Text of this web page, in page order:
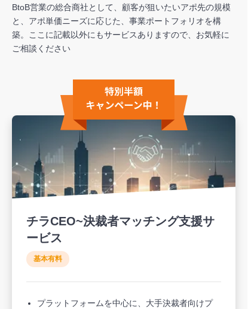
BtoB営業の総合商社として、顧客が狙いたいアポ先の規模
と、アポ単価ニーズに応じた、事業ポートフォリオを構
築。ここに記載以外にもサービスありますので、お気軽に
ご相談ください
チラCEO~決裁者マッチング支援サ
ービス
基本有料
プラットフォームを中心に、大手決裁者向けプ